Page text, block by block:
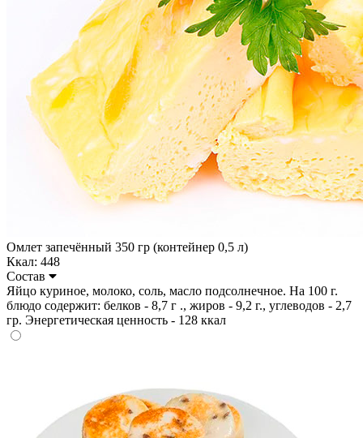
Омлет запечённый 350 гр (контейнер 0,5 л)
Ккал: 448
Состав
Яйцо куриное, молоко, соль, масло подсолнечное. На 100 г.
блюдо содержит: белков - 8,7 г ., жиров - 9,2 г., углеводов - 2,7
гр. Энергетическая ценность - 128 ккал